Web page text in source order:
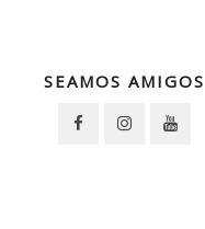
SEAMOS AMIGOS